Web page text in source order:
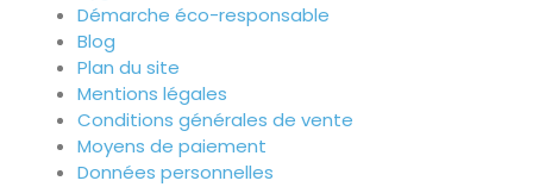
Démarche éco-responsable
Blog
Plan du site
Mentions légales
Conditions générales de vente
Moyens de paiement
Données personnelles